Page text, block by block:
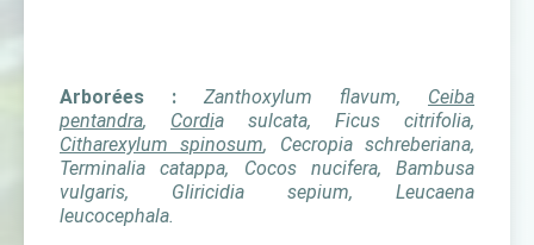
Arborées : Zanthoxylum flavum, Ceiba
pentandra, Cordia sulcata, Ficus citrifolia,
Citharexylum spinosum, Cecropia schreberiana,
Terminalia catappa, Cocos nucifera, Bambusa
vulgaris, Gliricidia sepium, Leucaena
leucocephala.